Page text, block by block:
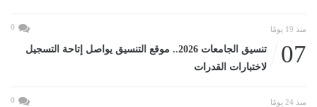
منذ 19 يومًا 0
07
تنسيق الجامعات 2026.. موقع التنسيق يواصل إتاحة التسجيل
لاختبارات القدرات
منذ 24 يومًا 0